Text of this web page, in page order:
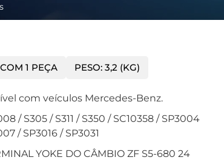
1 PEÇA PESO: 3,2 (KG)
com veículos Mercedes-Benz.
/ S305 / S311 / S350 / SC10358 / SP3004
/ SP3016 / SP3031
YOKE DO CÂMBIO ZF S5-680 24